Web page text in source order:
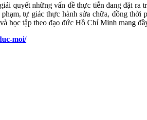
quyết những vấn đề thực tiễn đang đặt ra
tự giác thực hành sửa chữa, đồng
học tập theo đạo đức Hồ Chí Minh mang
moi/